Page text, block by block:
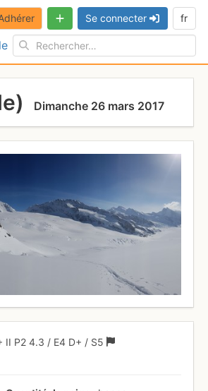
Se connecter fr
Dimanche 26 mars 2017
II P24.3 / E4 D+ / S5